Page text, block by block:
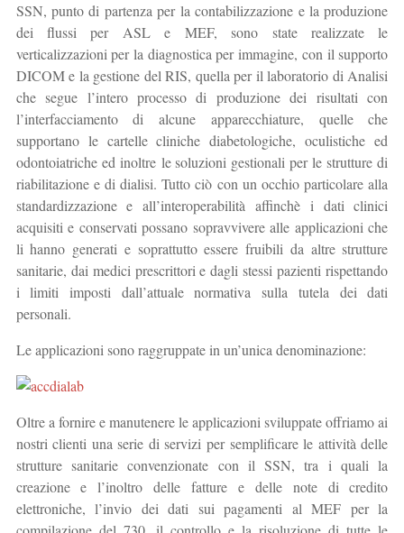
SSN, punto di partenza per la contabilizzazione e la produzione
dei flussi per ASL e MEF, sono state realizzate le
verticalizzazioni per la diagnostica per immagine, con il supporto
DICOM e la gestione del RIS, quella per il laboratorio di Analisi
che segue l’intero processo di produzione dei risultati con
l’interfacciamento di alcune apparecchiature, quelle che
supportano le cartelle cliniche diabetologiche, oculistiche ed
odontoiatriche ed inoltre le soluzioni gestionali per le strutture di
riabilitazione e di dialisi. Tutto ciò con un occhio particolare alla
standardizzazione e all’interoperabilità affinchè i dati clinici
acquisiti e conservati possano sopravvivere alle applicazioni che
li hanno generati e soprattutto essere fruibili da altre strutture
sanitarie, dai medici prescrittori e dagli stessi pazienti rispettando
i limiti imposti dall’attuale normativa sulla tutela dei dati
personali.
Le applicazioni sono raggruppate in un’unica denominazione:
Oltre a fornire e manutenere le applicazioni sviluppate offriamo ai
nostri clienti una serie di servizi per semplificare le attività delle
strutture sanitarie convenzionate con il SSN, tra i quali la
creazione e l’inoltro delle fatture e delle note di credito
elettroniche, l’invio dei dati sui pagamenti al MEF per la